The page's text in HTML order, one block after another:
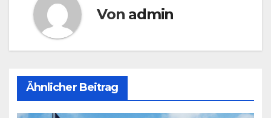
Von admin
Ähnlicher Beitrag